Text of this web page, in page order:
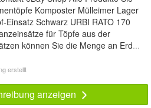
Komposter Mülleimer Lager
Einsatz Schwarz URBI RATO 170
für Töpfe aus der
können Sie die Menge an Erd...
erstellt
anzeigen